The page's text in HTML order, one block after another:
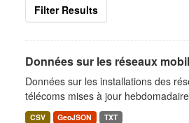
Filter Results
Données sur les réseaux
Données sur les installations des
télécoms mises à jour
CSV GeoJSON TXT